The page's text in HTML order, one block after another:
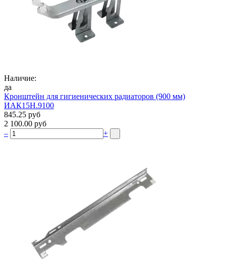
Наличие:
да
Кронштейн для гигиенических радиаторов (900 мм)
ИАК15Н.9100
845.25 руб
2 100.00 руб
–
+